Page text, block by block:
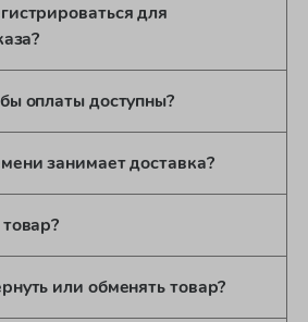
для
оплаты доступны?
занимает доставка?
или обменять товар?